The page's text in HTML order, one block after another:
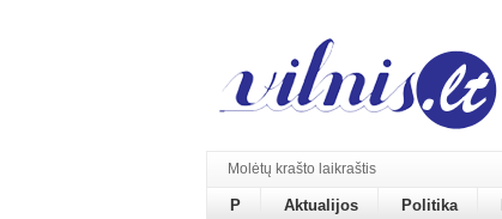
Molėtų krašto laikraštis
P Aktualijos Politika